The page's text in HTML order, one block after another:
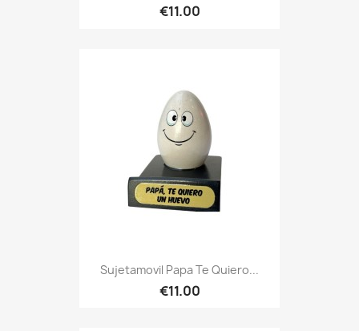
€11.00
Sujetamovil Papa Te Quiero...
€11.00